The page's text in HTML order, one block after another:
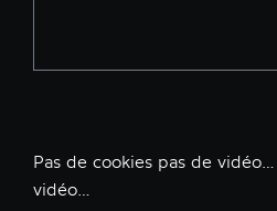
Pas de cookies pas de
vidéo…